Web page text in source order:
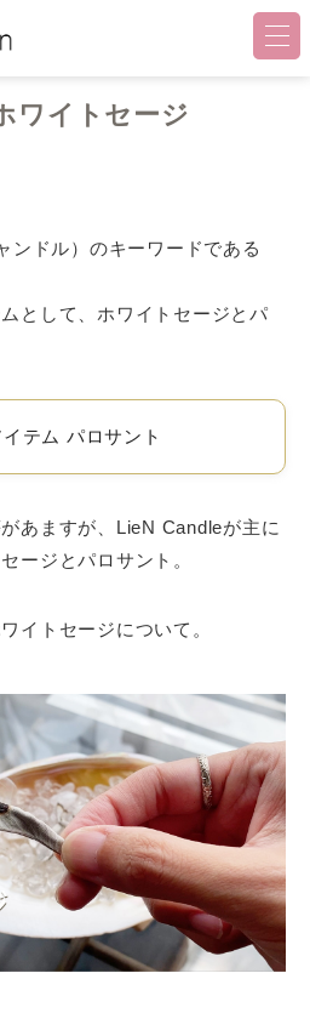
LieN Design（リアンデザイン
イトセージ
ンドル）のキーワードである
として、ホワイトセージとパ
テム パロサント
あますが、LieN Candleが主に
ージとパロサント。
イトセージについて。